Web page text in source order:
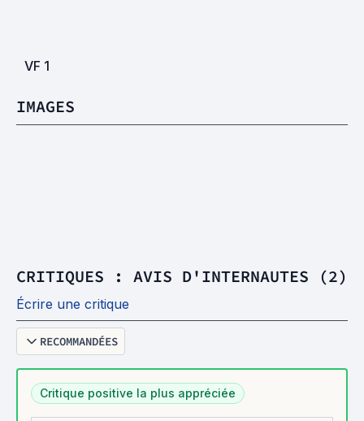
VF 1
IMAGES
CRITIQUES : AVIS D'INTERNAUTES (2)
Écrire une critique
RECOMMANDÉES
Critique positive la plus appréciée